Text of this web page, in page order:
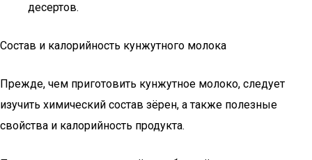
десертов.
Состав и калорийность кунжутного молока
Прежде, чем приготовить кунжутное молоко, следует
изучить химический состав зёрен, а также полезные
свойства и калорийность продукта.